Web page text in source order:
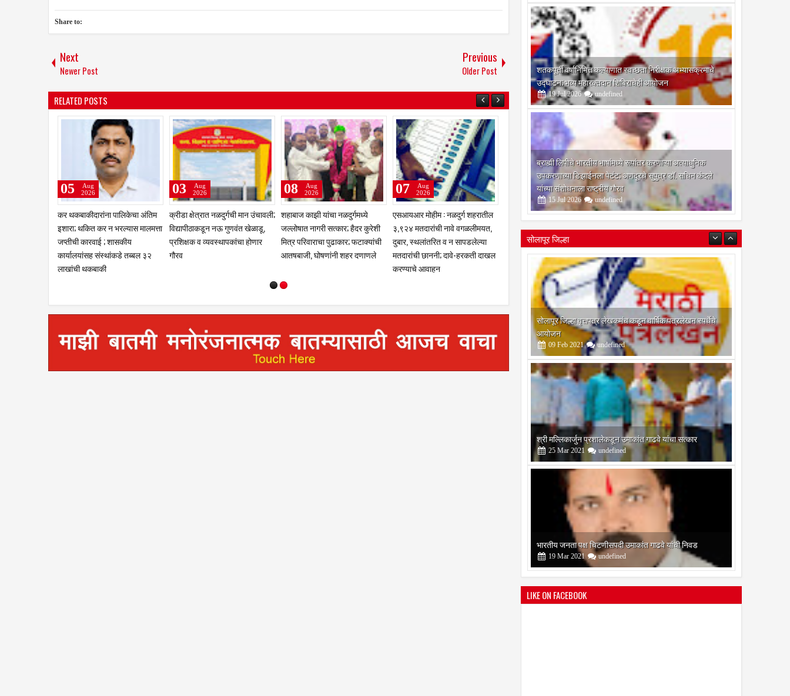
Share to:
Next
Newer Post
Previous
Older Post
RELATED POSTS
कर थकबाकीदारांना पालिकेचा अंतिम
इशारा; थकित कर न भरल्यास मालमत्ता
जप्तीची कारवाई ; शासकीय
कार्यालयांसह संस्थांकडे तब्बल ३२
लाखांची थकबाकी
05
Aug
2026
क्रीडा क्षेत्रात नळदुर्गची मान उंचावली;
विद्यापीठाकडून नऊ गुणवंत खेळाडू,
प्रशिक्षक व व्यवस्थापकांचा होणार
गौरव
03
Aug
2026
शहाबाज काझी यांचा नळदुर्गमध्ये
जल्लोषात नागरी सत्कार; हैदर कुरेशी
मित्र परिवाराचा पुढाकार; फटाक्यांची
आतषबाजी, घोषणांनी शहर दणाणले
08
Aug
2026
एसआयआर मोहीम : नळदुर्ग शहरातील
३,९२४ मतदारांची नावे वगळलीमयत,
दुबार, स्थलांतरित व न सापडलेल्या
मतदारांची छाननी; दावे-हरकती दाखल
करण्याचे आवाहन
07
Aug
2026
खोट्या नोटरी कराराच्या आधारे
न्यायालयाची दिशाभूल केल्याचा आरोप;
पवनचक्की कंपनीविरोधात गुन्हा दाखल
करण्याची मागणी
Aug
2026
तीन लांडग्यांचा कळप शेळ्यांवर तुटून
पडला; सहा शेळ्या ठार, दोन गंभीर
पशुपालकांमध्ये भीतीचे वातावरण,
नुकसानभरपाईची मागणी
06
शतकपूर्ती वर्षानिमित्त कल्याणात स्वच्छता निरीक्षक अभ्यासक्रमाचे
उद्घाटन; भव्य महारक्तदान शिबिराचेही आयोजन
19 Jul 2026 undefined
ब्राह्मी लिपीचे भारतीय भाषांमध्ये रूपांतर करणाऱ्या अत्याधुनिक
उपकरणाच्या डिझाईनला पेटंट; अणदूरचे सुपुत्र डॉ. सचिन कंदले
यांच्या संशोधनाला राष्ट्रीय गौरव
15 Jul 2026 undefined
सोलापूर जिल्हा
सोलापूर जिल्हा वृत्तपत्र लेखकमंच कडून वार्षिक पत्रलेखन स्पर्धेचे
आयोजन
09 Feb 2021 undefined
श्री मल्लिकार्जुन प्रशालेकडून उमाकांत गाढवे यांचा सत्कार
25 Mar 2021 undefined
भारतीय जनता पक्ष चिटणीसपदी उमाकांत गाढवे यांची निवड
19 Mar 2021 undefined
LIKE ON FACEBOOK